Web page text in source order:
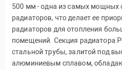
500 мм - одна из самых мощных
радиаторов, что делает ее
радиаторов для отопления
помещений. Секция радиатора
стальной трубы, залитой под
алюминиевым сплавом,